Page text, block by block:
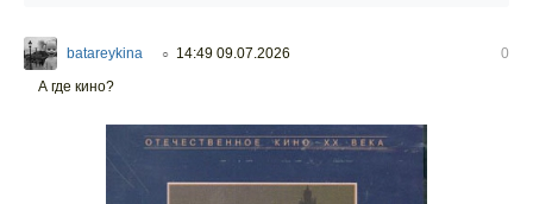
batareykina ○ 14:49 09.07.2026
0
А где кино?